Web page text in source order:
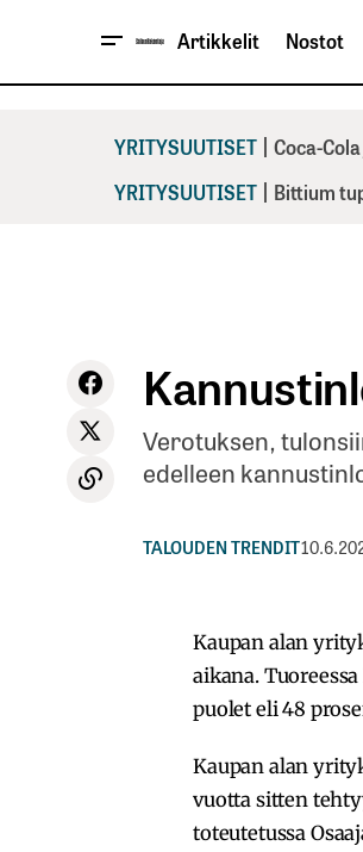
Artikkelit Nostot
YRITYSUUTISET | Coca-
YRITYSUUTISET | Bittium
Verotuksen,
edelleen
TALOUDEN TRENDIT
Kaupan alan
aikana.
puolet eli 48
Kaupan alan
vuotta sitten
toteutetussa